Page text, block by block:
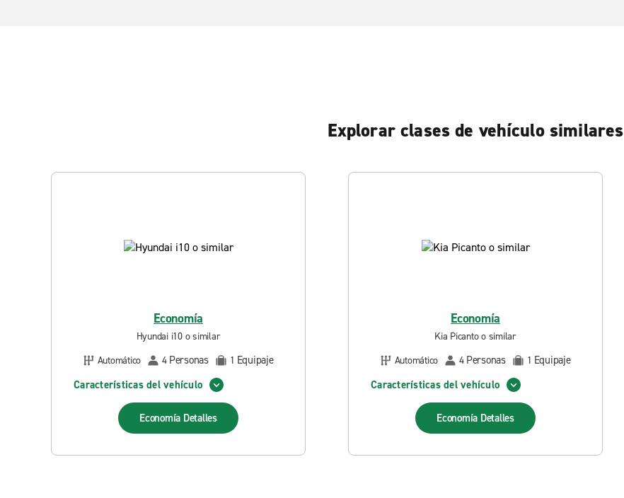
Explorar clases de vehículo similares
Economía
Hyundai i10 o similar
Automático
4 Personas 1 Equipaje
Características del vehículo
Economía Detalles
Economía
Kia Picanto o similar
Automático
4 Personas 1 Equipaje
Características del vehículo
Economía Detalles